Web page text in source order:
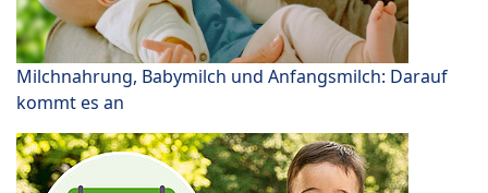
Milchnahrung, Babymilch und Anfangsmilch: Darauf
kommt es an